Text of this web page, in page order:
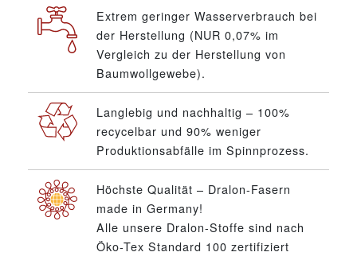
Extrem geringer Wasserverbrauch bei
der Herstellung (NUR 0,07% im
Vergleich zu der Herstellung von
Baumwollgewebe).
Langlebig und nachhaltig – 100%
recycelbar und 90% weniger
Produktionsabfälle im Spinnprozess.
Höchste Qualität – Dralon-Fasern
made in Germany!
Alle unsere Dralon-Stoffe sind nach
Öko-Tex Standard 100 zertifiziert